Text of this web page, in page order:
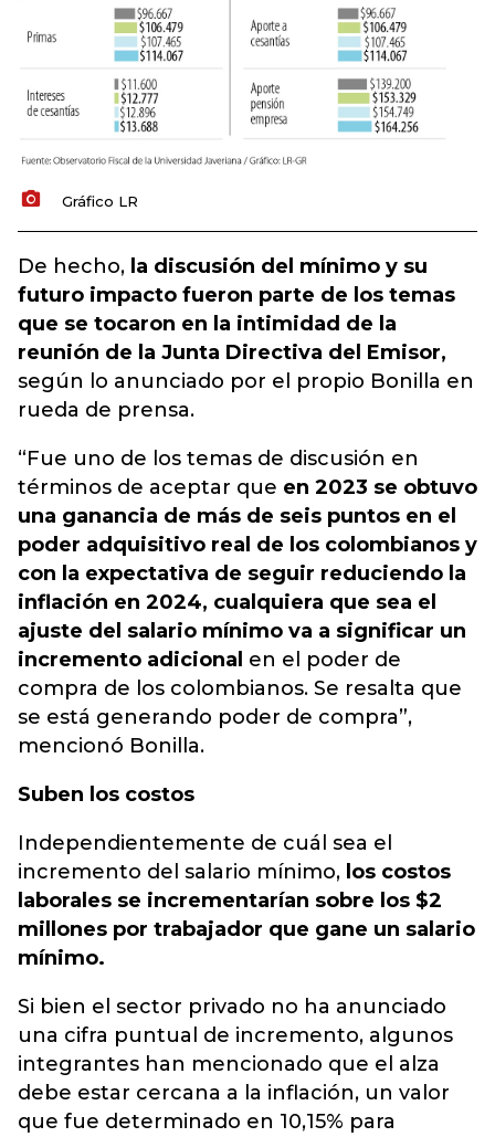
Gráfico LR
De hecho, la discusión del mínimo y su
futuro impacto fueron parte de los temas
que se tocaron en la intimidad de la
reunión de la Junta Directiva del Emisor,
según lo anunciado por el propio Bonilla en
rueda de prensa.
“Fue uno de los temas de discusión en
términos de aceptar que en 2023 se obtuvo
una ganancia de más de seis puntos en el
poder adquisitivo real de los colombianos y
con la expectativa de seguir reduciendo la
inflación en 2024, cualquiera que sea el
ajuste del salario mínimo va a significar un
incremento adicional en el poder de
compra de los colombianos. Se resalta que
se está generando poder de compra”,
mencionó Bonilla.
Suben los costos
Independientemente de cuál sea el
incremento del salario mínimo, los costos
laborales se incrementarían sobre los $2
millones por trabajador que gane un salario
mínimo.
Si bien el sector privado no ha anunciado
una cifra puntual de incremento, algunos
integrantes han mencionado que el alza
debe estar cercana a la inflación, un valor
que fue determinado en 10,15% para